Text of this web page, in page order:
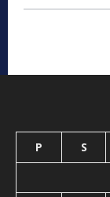
P S